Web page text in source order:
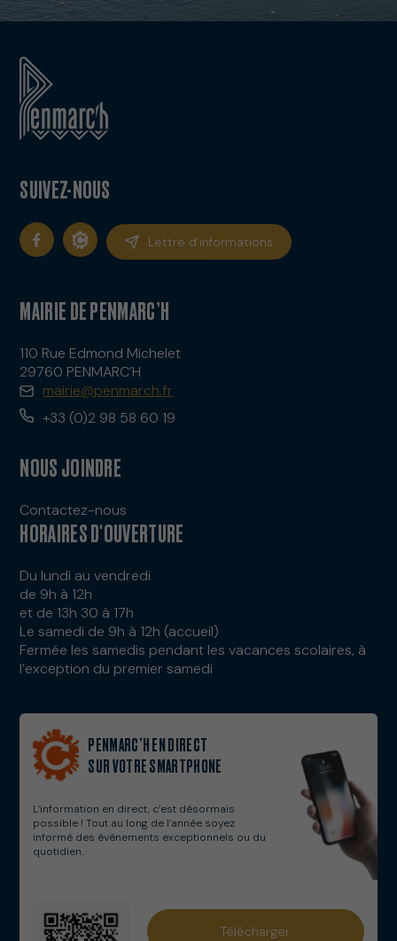
Services municipaux
SUIVEZ-NOUS
Lettre d’informations
MAIRIE DE PENMARC’H
110 Rue Edmond Michelet
29760 PENMARC’H
mairie@penmarch.fr
+33 (0)2 98 58 60 19
NOUS JOINDRE
Contactez-nous
HORAIRES D'OUVERTURE
Du lundi au vendredi
de 9h à 12h
et de 13h 30 à 17h
Le samedi de 9h à 12h (accueil)
Fermée les samedis pendant les vacances scolaires, à
l’exception du premier samedi
PENMARC’H EN DIRECT
SUR VOTRE SMARTPHONE
L’information en direct, c’est désormais
possible ! Tout au long de l’année soyez
informé des évènements exceptionnels ou du
quotidien..
Télécharger